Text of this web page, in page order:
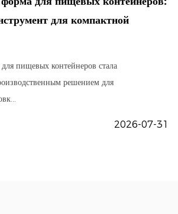
для компактной
пищевых контейнеров стала
решением для
2026-07-31